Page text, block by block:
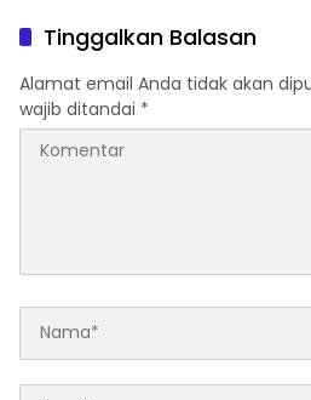
Tinggalkan Balasan
Alamat email Anda tidak akan
wajib ditandai *